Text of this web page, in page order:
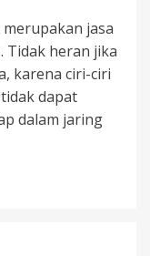
jasa
Tidak heran jika
karena ciri-ciri
dapat
dalam jaring